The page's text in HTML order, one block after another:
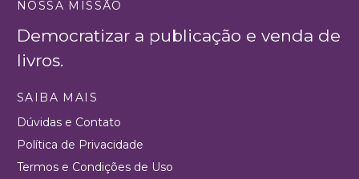
NOSSA MISSÃO
Democratizar a publicação e venda de
livros.
SAIBA MAIS
Dúvidas e Contato
Política de Privacidade
Termos e Condições de Uso